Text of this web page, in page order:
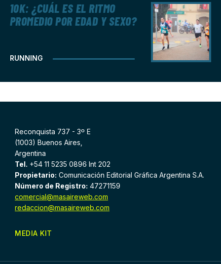
RUNNING
10K: ¿CUÁL ES EL RITMO
PROMEDIO POR EDAD Y SEXO?
Reconquista 737 - 3º E
(1003) Buenos Aires,
Argentina
Tel. +54 11 5235 0896 Int 202
Propietario: Comunicación Editorial Gráfica Argentina S.A.
Número de Registro: 47271159
comercial@masaireweb.com
redaccion@masaireweb.com
MEDIA KIT